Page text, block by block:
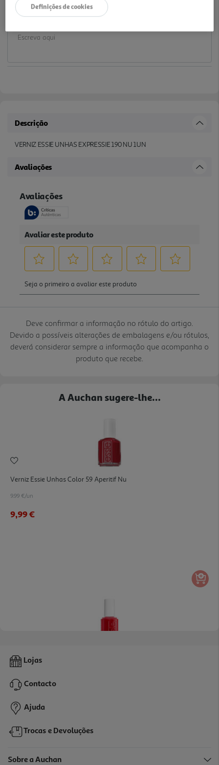
Notas de preparação
Descrição
VERNIZ ESSIE UNHAS EXPRESSIE 190 NU 1UN
Avaliações
Deve confirmar a informação no rótulo do artigo.
Devido a possíveis alterações de embalagens e/ou rótulos,
deverá considerar sempre a informação que acompanha o
produto que recebe.
A Auchan sugere-lhe...
Verniz Essie Unhas Color 59 Aperitif Nu
9.99 €/un
9,99 €
Verniz Essie Glass Nails 15
10,69 €
Lojas
Contacto
Ajuda
Trocas e Devoluções
Sobre a Auchan
Definições de cookies